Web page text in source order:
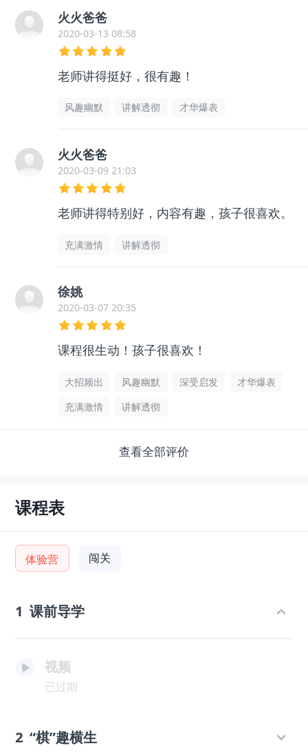
火火爸爸
2020-03-13 08:58
老师讲得挺好，很有趣！
风趣幽默 讲解透彻 才华爆表
火火爸爸
2020-03-09 21:03
老师讲得特别好，内容有趣，孩子很喜欢。
充满激情 讲解透彻
徐姚
2020-03-07 20:35
课程很生动！孩子很喜欢！
大招频出 风趣幽默 深受启发
才华爆表
充满激情
讲解透彻
查看全部评价
课程表
体验营 闯关
1 课前导学
视频
已过期
2 “棋”趣横生